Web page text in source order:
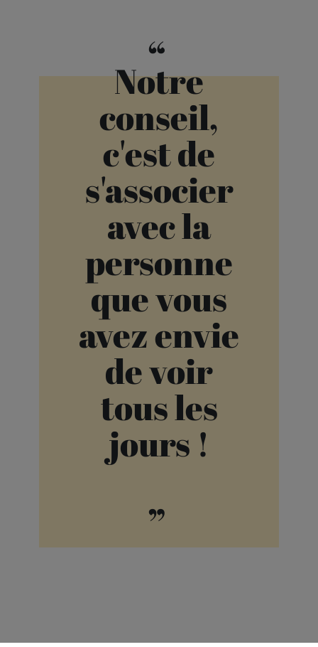
“
Notre
conseil,
c'est de
s'associer
avec la
personne
que vous
avez envie
de voir
tous les
jours !
”